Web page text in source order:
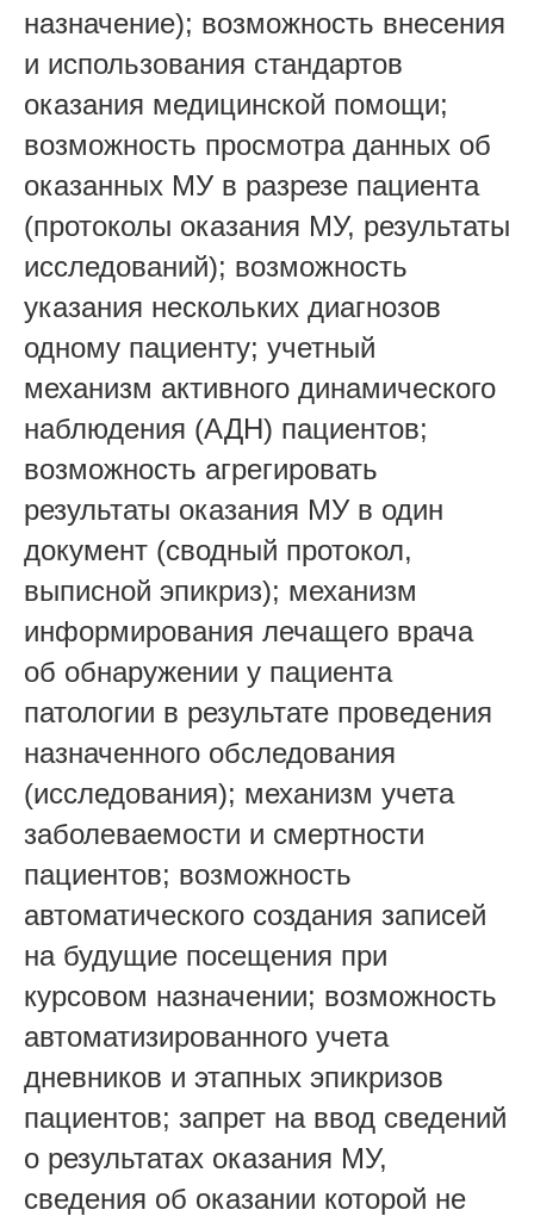
назначение); возможность внесения
и использования стандартов
оказания медицинской помощи;
возможность просмотра данных об
оказанных МУ в разрезе пациента
(протоколы оказания МУ, результаты
исследований); возможность
указания нескольких диагнозов
одному пациенту; учетный
механизм активного динамического
наблюдения (АДН) пациентов;
возможность агрегировать
результаты оказания МУ в один
документ (сводный протокол,
выписной эпикриз); механизм
информирования лечащего врача
об обнаружении у пациента
патологии в результате проведения
назначенного обследования
(исследования); механизм учета
заболеваемости и смертности
пациентов; возможность
автоматического создания записей
на будущие посещения при
курсовом назначении; возможность
автоматизированного учета
дневников и этапных эпикризов
пациентов; запрет на ввод сведений
о результатах оказания МУ,
сведения об оказании которой не